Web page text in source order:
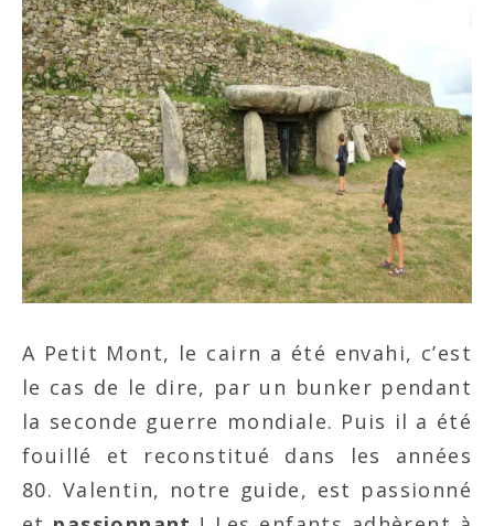
A Petit Mont, le cairn a été envahi, c’est
le cas de le dire, par un bunker pendant
la seconde guerre mondiale. Puis il a été
fouillé et reconstitué dans les années
80. Valentin, notre guide, est passionné